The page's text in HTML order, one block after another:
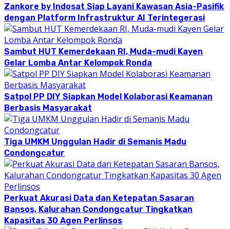
Zankore by Indosat Siap Layani Kawasan Asia-Pasifik
dengan Platform Infrastruktur AI Terintegerasi
Sambut HUT Kemerdekaan RI, Muda-mudi Kayen
Gelar Lomba Antar Kelompok Ronda
Satpol PP DIY Siapkan Model Kolaborasi Keamanan
Berbasis Masyarakat
Tiga UMKM Unggulan Hadir di Semanis Madu
Condongcatur
Perkuat Akurasi Data dan Ketepatan Sasaran
Bansos, Kalurahan Condongcatur Tingkatkan
Kapasitas 30 Agen Perlinsos